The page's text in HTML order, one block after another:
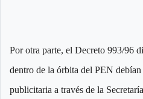
Por otra parte, el Decreto 993/96
dentro de la órbita del PEN debían
publicitaria a través de la